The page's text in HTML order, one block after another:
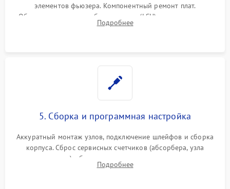
элементов фьюзера. Компонентный ремонт плат.
Обязательная очистка блока лазера (LSU), зеркал и тракта
печати от просыпанного тонера и бумажной пыли.
Подробнее
5. Сборка и программная настройка
Аккуратный монтаж узлов, подключение шлейфов и сборка
корпуса. Сброс сервисных счетчиков (абсорбера, узла
закрепления), обновление прошивки и программная
калибровка цветопередачи и позиционирования сканера.
Подробнее